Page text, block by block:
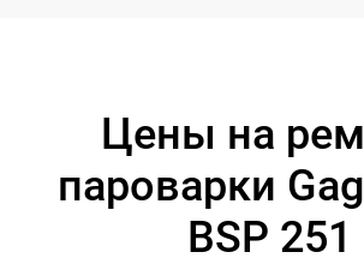
Цены на
пароварки
BSP 251